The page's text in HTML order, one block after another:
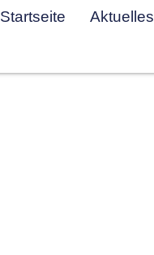
Startseite Aktuelles